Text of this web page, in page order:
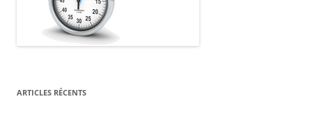
ARTICLES RÉCENTS